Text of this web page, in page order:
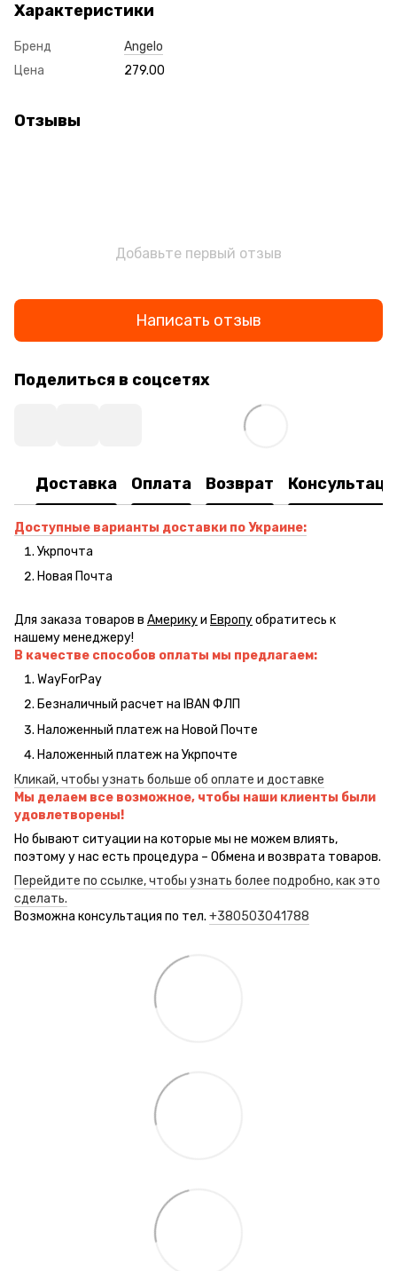
Характеристики
Бренд
Angelo
Цена
279.00
Отзывы
Добавьте первый отзыв
Написать отзыв
Поделиться в соцсетях
Доставка Оплата Возврат
Доступные варианты доставки по Украине:
Укрпочта
Новая Почта
Для заказа товаров в Америкуи Европуобратитесь к
нашему менеджеру!
В качестве способов оплаты мы предлагаем:
WayForPay
Безналичный расчет на IBAN ФЛП
Наложенный платеж на Новой Почте
Наложенный платеж на Укрпочте
Кликай, чтобы узнать больше об оплате и доставке
Мы делаем все возможное, чтобы наши клиенты были
удовлетворены!
Но бывают ситуации на которые мы не можем влиять,
поэтому у нас есть процедура – Обмена и возврата товаров.
Перейдите по ссылке, чтобы узнать более подробно, как это
сделать.
Возможна консультация по тел. +380503041788